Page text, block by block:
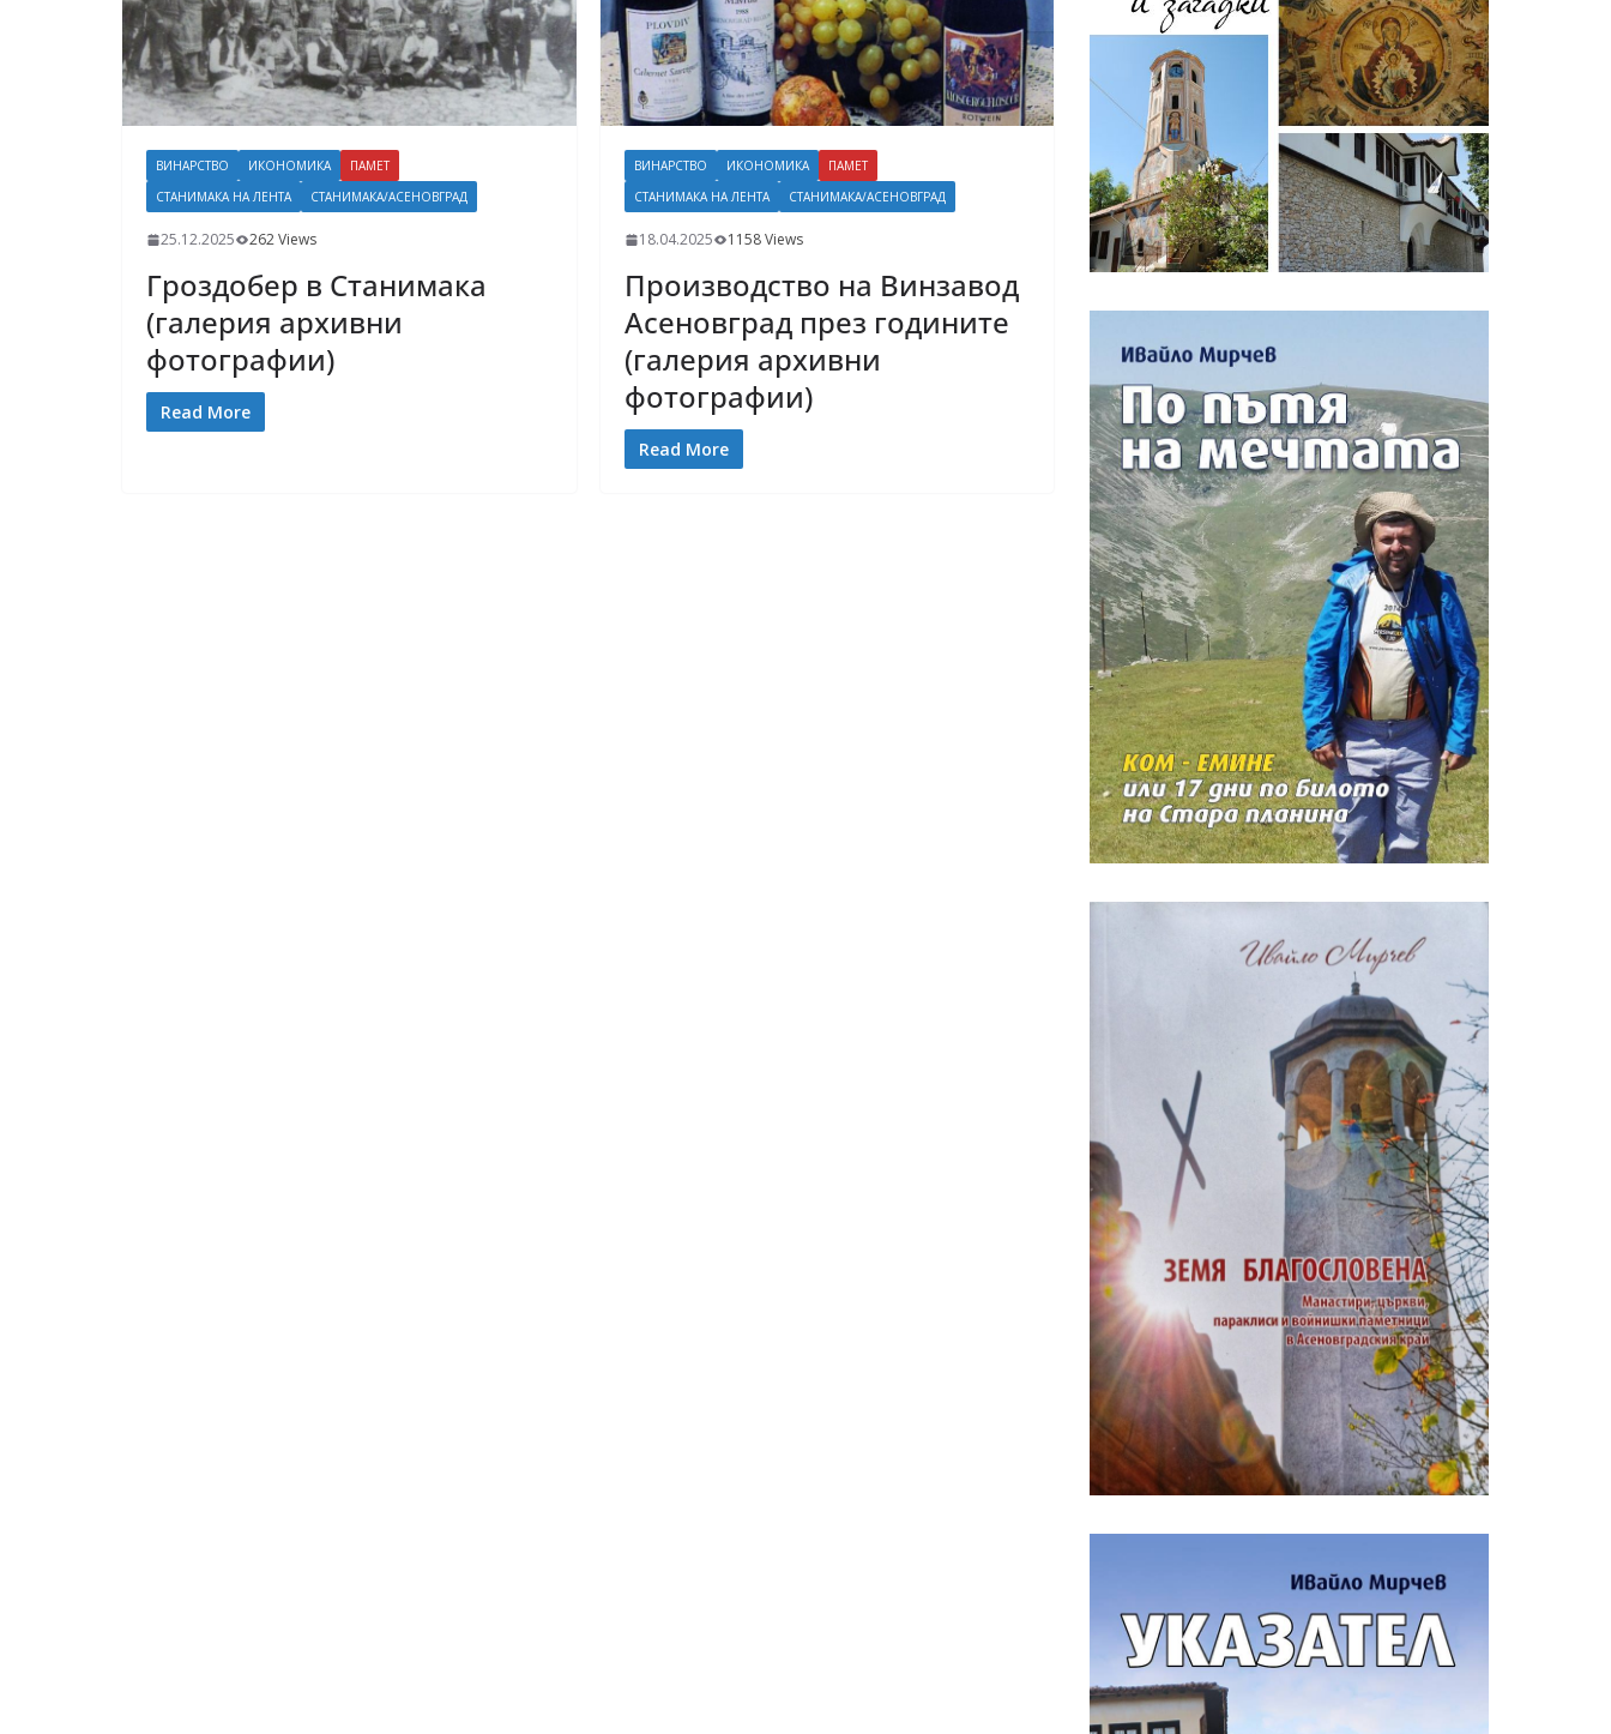
ВИНАРСТВО ИКОНОМИКА
ПАМЕТ
СТАНИМАКА НА ЛЕНТА
СТАНИМАКА/АСЕНОВГРАД
25.12.2025 262 Views
Гроздобер в Станимака
(галерия архивни
фотографии)
Read More
ВИНАРСТВО ИКОНОМИКА
ПАМЕТ
СТАНИМАКА НА ЛЕНТА
СТАНИМАКА/АСЕНОВГРАД
18.04.2025 1158 Views
Производство на Винзавод
Асеновград през годините
(галерия архивни
фотографии)
Read More